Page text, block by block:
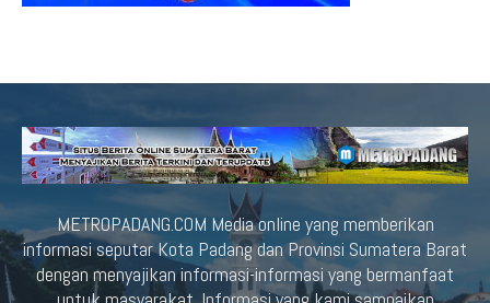
METROPADANG.COM Media online yang memberikan
informasi seputar Kota Padang dan Provinsi Sumatera Barat
dengan menyajikan informasi-informasi yang bermanfaat